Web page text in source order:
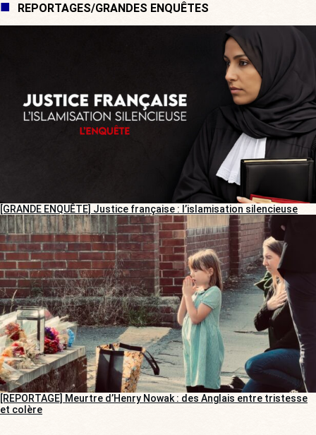
REPORTAGES/GRANDES ENQUÊTES
[GRANDE ENQUÊTE] Justice française : l’islamisation silencieuse
[REPORTAGE] Meurtre d’Henry Nowak : des Anglais entre tristesse
et colère